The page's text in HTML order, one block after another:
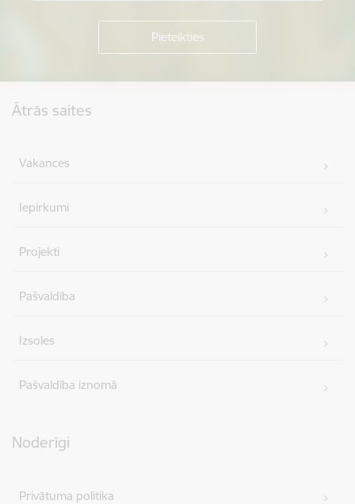
Ātrās saites
Vakances
Iepirkumi
Projekti
Pašvaldība
Izsoles
Pašvaldība iznomā
Noderīgi
Privātuma politika